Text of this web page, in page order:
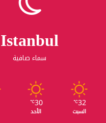
Istanbul
سماء صافية
32
℃
السبت
30
℃
الأحد